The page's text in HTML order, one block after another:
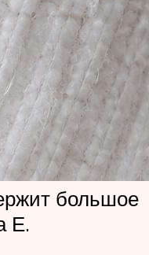
большое
Е.